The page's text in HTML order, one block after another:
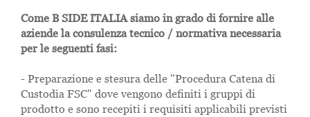
Come B SIDE ITALIA siamo in grado di fornire alle
aziende la consulenza tecnico / normativa necessaria
per le seguenti fasi:
- Preparazione e stesura delle "Procedura Catena di
Custodia FSC" dove vengono definiti i gruppi di
prodotto e sono recepiti i requisiti applicabili previsti